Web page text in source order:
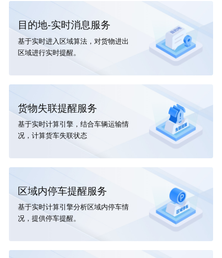
目的地-实时消息服务
基于实时进入区域算法，对货物进出
区域进行实时提醒。
货物失联提醒服务
基于实时计算引擎，结合车辆运输情
况，计算货车失联状态
区域内停车提醒服务
基于实时计算引擎分析区域内停车情
况，提供停车提醒。